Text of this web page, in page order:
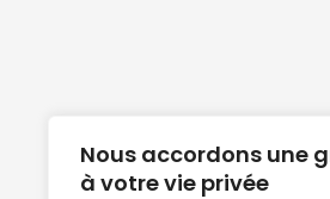
Nous accordons une
à votre vie privée